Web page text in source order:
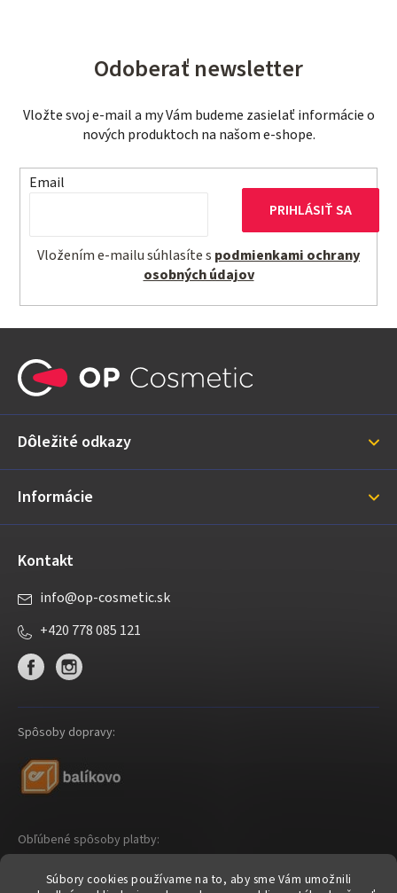
Súbory cookies používame na to, aby sme Vám umožnili
Odoberať newsletter
Vložte svoj e-mail a my Vám budeme zasielať informácie o
nových produktoch na našom e-shope.
Email
Vložením e-mailu súhlasíte s podmienkami ochrany
osobných údajov
PRIHLÁSIŤ SA
ä
i
Dôležité odkazy
Informácie
Kontakt
info@op-cosmetic.sk
+420 778 085 121
Spôsoby dopravy:
Obľúbené spôsoby platby: